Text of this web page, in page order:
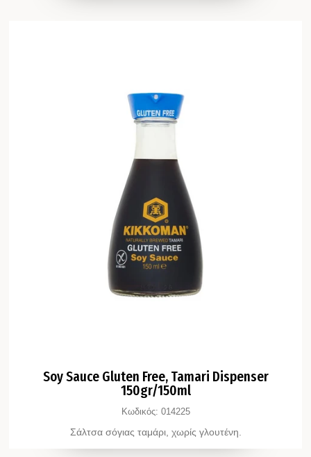
Soy Sauce Gluten Free, Tamari Dispenser
150gr/150ml
Κωδικός: 014225
Σάλτσα σόγιας ταμάρι, χωρίς γλουτένη.